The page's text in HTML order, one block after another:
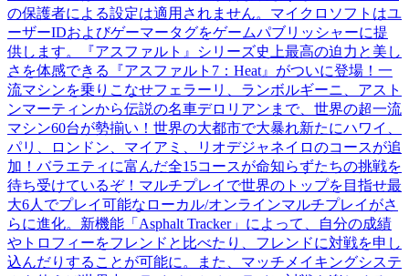
の保護者による設定は適用されません。マイクロソフトはユ
ーザーIDおよびゲーマータグをゲームパブリッシャーに提
供します。『アスファルト』シリーズ史上最高の迫力と美し
さを体感できる『アスファルト7：Heat』がついに登場！一
流マシンを乗りこなせフェラーリ、ランボルギーニ、アスト
ンマーティンから伝説の名車デロリアンまで、世界の超一流
マシン60台が勢揃い！世界の大都市で大暴れ新たにハワイ、
パリ、ロンドン、マイアミ、リオデジャネイロのコースが追
加！バラエティに富んだ全15コースが命知らずたちの挑戦を
待ち受けているぞ！マルチプレイで世界のトップを目指せ最
大6人でプレイ可能なローカル/オンラインマルチプレイがさ
らに進化。新機能「Asphalt Tracker」によって、自分の成績
やトロフィーをフレンドと比べたり、フレンドに対戦を申し
込んだりすることが可能に。また、マッチメイキングシステ